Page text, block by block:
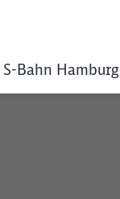
S-Bahn Hamburg